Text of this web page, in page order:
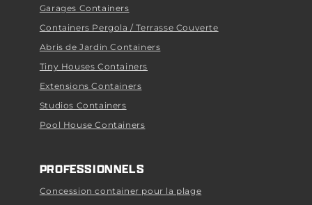
Garages Containers
Containers Pergola / Terrasse Couverte
Abris de Jardin Containers
Tiny Houses Containers
Extensions Containers
Studios Containers
Pool House Containers
PROFESSIONNELS
Concession container pour la plage